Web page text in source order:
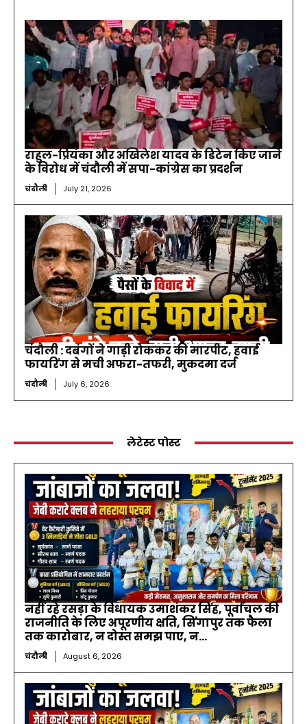
राहुल-प्रियंका और अखिलेश यादव के डिटेन किए जाने
के विरोध में चंदौली में सपा-कांग्रेस का प्रदर्शन
चंदौली July 21, 2026
चंदौली : दबंगों ने गाड़ी रोककर की मारपीट, हवाई
फायरिंग से मची अफरा-तफरी, मुकदमा दर्ज
चंदौली July 6, 2026
लेटेस्ट पोस्ट
नहीं रहे रसड़ा के विधायक उमाशंकर सिंह, पूर्वांचल की
राजनीति के लिए अपूरणीय क्षति, सिंगापुर तक फैला
तक कारोबार, न दोस्त समझ पाए, न...
चंदौली August 6, 2026